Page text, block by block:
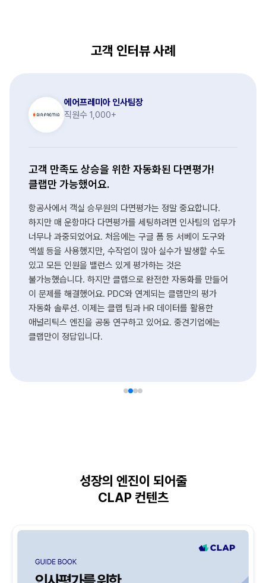
고객 인터뷰 사례
에어프레미아 인사팀장
직원수 1,000+
고객 만족도 상승을 위한 자동화된 다면평가!
클랩만 가능했어요.
항공사에서 객실 승무원의 다면평가는 정말 중요합니다.
하지만 매 운항마다 다면평가를 세팅하려면 인사팀의 업무가
너무나 과중되었어요. 처음에는 구글 폼 등 서베이 도구와
엑셀 등을 사용했지만, 수작업이 많아 실수가 발생할 수도
있고 모든 인원을 밸런스 있게 평가하는 것은
불가능했습니다. 하지만 클랩으로 완전한 자동화를 만들어
이 문제를 해결했어요. PDC와 연계되는 클랩만의 평가
자동화 솔루션. 이제는 클랩 팀과 HR 데이터를 활용한
애널리틱스 엔진을 공동 연구하고 있어요. 중견기업에는
클랩만이 정답입니다.
성장의 엔진이 되어줄
CLAP 컨텐츠